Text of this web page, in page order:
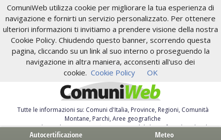
ComuniWeb utilizza cookie per migliorare la tua esperienza di
navigazione e fornirti un servizio personalizzato. Per ottenere
ulteriori informazioni ti invitiamo a prendere visione della nostra
Cookie Policy. Chiudendo questo banner, scorrendo questa
pagina, cliccando su un link al suo interno o proseguendo la
navigazione in altra maniera, acconsenti all'uso dei
cookie. Cookie Policy OK
Tutte le informazioni su: Comuni d'Italia, Province, Regioni, Comunità
Montane, Parchi, Aree geografiche
Servizi al Cittadino. Autocertificazione, moduli, leggi, free download
Autocertificazione
Meteo